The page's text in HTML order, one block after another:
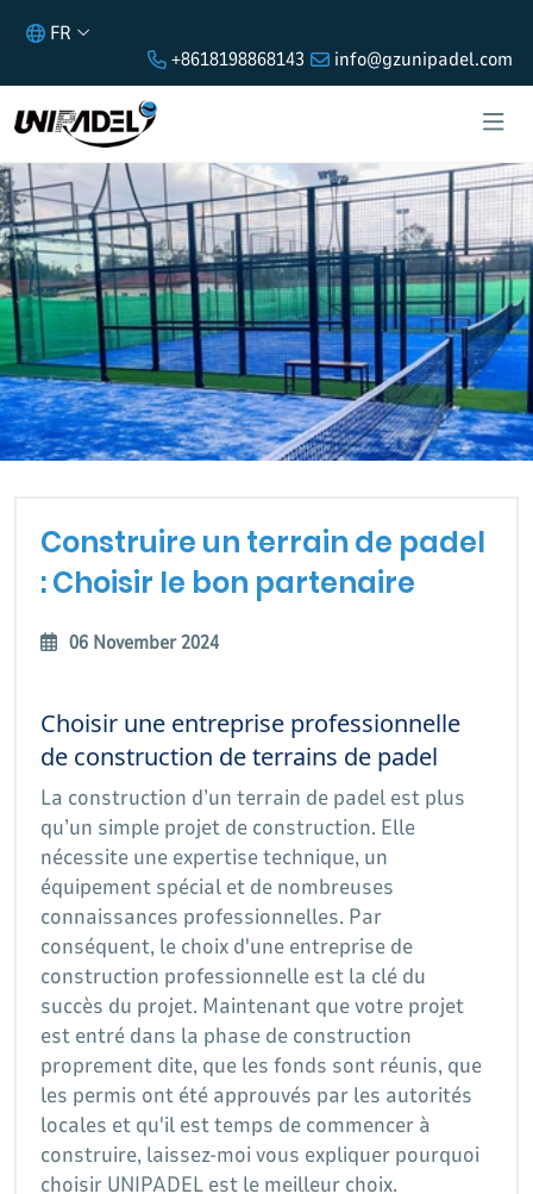
FR
+8618198868143
info@gzunipadel.com
CHOISIR LE BON PARTENAIRE
Construire un terrain de padel
: Choisir le bon partenaire
06 November 2024
Choisir une entreprise professionnelle
de construction de terrains de padel
La construction d’un terrain de padel est plus
qu’un simple projet de construction. Elle
nécessite une expertise technique, un
équipement spécial et de nombreuses
connaissances professionnelles. Par
conséquent, le choix d'une entreprise de
construction professionnelle est la clé du
succès du projet. Maintenant que votre projet
est entré dans la phase de construction
proprement dite, que les fonds sont réunis, que
les permis ont été approuvés par les autorités
locales et qu'il est temps de commencer à
construire, laissez-moi vous expliquer pourquoi
choisir UNIPADEL est le meilleur choix.